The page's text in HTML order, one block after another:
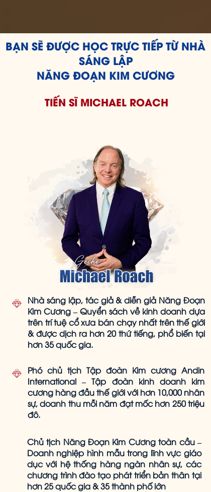
BẠN SẼ ĐƯỢC HỌC TRỰC TIẾP TỪ NHÀ
SÁNG LẬP
NĂNG ĐOẠN KIM CƯƠNG
TIẾN SĨ MICHAEL ROACH
Nhà sáng lập, tác giả & diễn giả Năng Đoạn
Kim Cương – Quyển sách về kinh doanh dựa
trên trí tuệ cổ xưa bán chạy nhất trên thế giới
& được dịch ra hơn 20 thứ tiếng, phổ biến tại
hơn 35 quốc gia.
Phó chủ tịch Tập đoàn Kim cương Andin
International – Tập đoàn kinh doanh kim
cương hàng đầu thế giới với hơn 10,000 nhân
sự, doanh thu mỗi năm đạt mốc hơn 250 triệu
đô.
Chủ tịch Năng Đoạn Kim Cương toàn cầu –
Doanh nghiệp hình mẫu trong lĩnh vực giáo
dục với hệ thống hàng ngàn nhân sự, các
chương trình đào tạo phát triển bản thân tại
hơn 25 quốc gia & 35 thành phố lớn